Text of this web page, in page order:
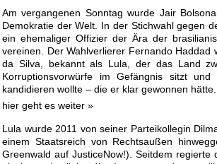
Am vergangenen Sonntag wurde Jair
Demokratie der Welt. In der Stichwahl gegen
ein ehemaliger Offizier der Ära der
vereinen. Der Wahlverlierer Fernando
da Silva, bekannt als Lula, der das Land
Korruptionsvorwürfe im Gefängnis sitzt
kandidieren wollte – die er klar gewonnen hätte.
hier geht es weiter »
Lula wurde 2011 von seiner Parteikollegin
einem Staatsreich von Rechtsaußen
Greenwald auf JusticeNow!). Seitdem